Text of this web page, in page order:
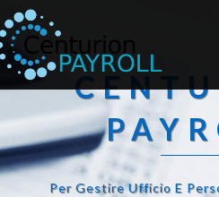
Per Gestire Ufficio E